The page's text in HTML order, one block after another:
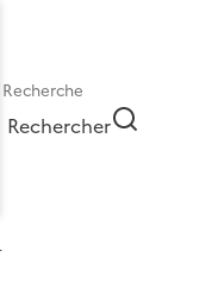
Rechercher